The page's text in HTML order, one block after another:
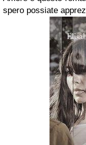
spero possiate